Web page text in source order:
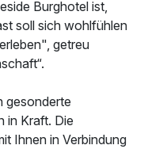
Burghotel ist,
soll sich wohlfühlen
getreu
gesonderte
in Kraft. Die
Ihnen in Verbindung